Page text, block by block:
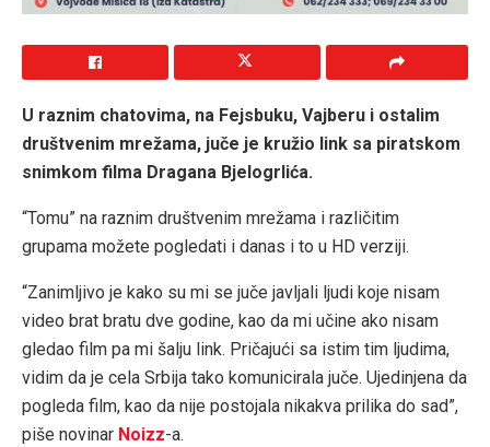
U raznim chatovima, na Fejsbuku, Vajberu i ostalim
društvenim mrežama, juče je kružio link sa piratskom
snimkom filma Dragana Bjelogrlića.
“Tomu” na raznim društvenim mrežama i različitim
grupama možete pogledati i danas i to u HD verziji.
“Zanimljivo je kako su mi se juče javljali ljudi koje nisam
video brat bratu dve godine, kao da mi učine ako nisam
gledao film pa mi šalju link. Pričajući sa istim tim ljudima,
vidim da je cela Srbija tako komunicirala juče. Ujedinjena da
pogleda film, kao da nije postojala nikakva prilika do sad”,
piše novinar Noizz-a.